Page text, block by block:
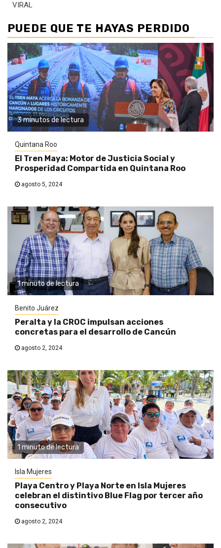
VIRAL
PUEDE QUE TE HAYAS PERDIDO
3 minutos de lectura
Quintana Roo
El Tren Maya: Motor de Justicia Social y
Prosperidad Compartida en Quintana Roo
agosto 5, 2024
1 minuto de lectura
Benito Juárez
Peralta y la CROC impulsan acciones
concretas para el desarrollo de Cancún
agosto 2, 2024
1 minuto de lectura
Isla Mujeres
Playa Centro y Playa Norte en Isla Mujeres
celebran el distintivo Blue Flag por tercer año
consecutivo
agosto 2, 2024